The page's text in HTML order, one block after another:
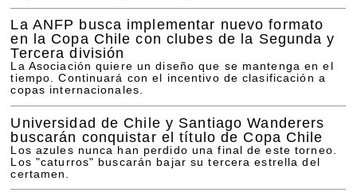
La ANFP busca implementar nuevo formato
en la Copa Chile con clubes de la Segunda y
Tercera división
La Asociación quiere un diseño que se mantenga en el
tiempo. Continuará con el incentivo de clasificación a
copas internacionales.
Universidad de Chile y Santiago Wanderers
buscarán conquistar el título de Copa Chile
Los azules nunca han perdido una final de este torneo.
Los "caturros" buscarán bajar su tercera estrella del
certamen.